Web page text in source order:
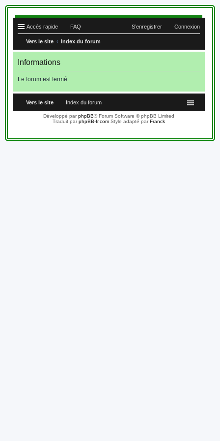
Accès rapide FAQ Connexion
S’enregistrer
Vers le site Index du forum
Informations
Le forum est fermé.
Vers le site Index du forum
Développé parphpBB® Forum Software © phpBB Limited
Traduit parphpBB-fr.comStyle adapté parFranck